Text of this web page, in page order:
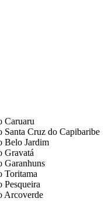
Caruaru
Cruz do Capibaribe
Belo Jardim
Gravatá
Garanhuns
Toritama
Arcoverde